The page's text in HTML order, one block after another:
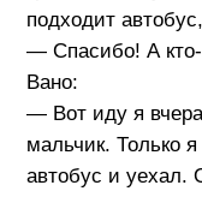
подходит
— Спасибо! А
Вано:
— Вот иду я
мальчик. Только
автобус и уехал.